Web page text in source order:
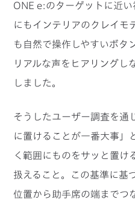
ONE e:のターゲットに近
にもインテリアのクレイモ
も自然で操作しやすいボタ
リアルな声をヒアリングし
しました。
そうしたユーザー調査を通
に置けることが一番大事」
く範囲にものをサッと置け
扱えること。この基準に基
位置から助手席の端までつ